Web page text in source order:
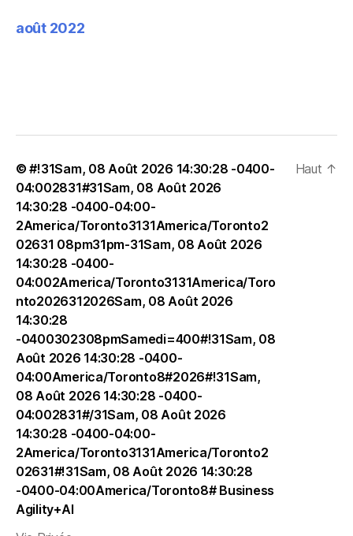
août 2022
© #!31Sam, 08 Août 2026 14:30:28 -0400-
04:002831#31Sam, 08 Août 2026
14:30:28 -0400-04:00-
2America/Toronto3131America/Toronto2
02631 08pm31pm-31Sam, 08 Août 2026
14:30:28 -0400-
04:002America/Toronto3131America/Toro
nto2026312026Sam, 08 Août 2026
14:30:28
-0400302308pmSamedi=400#!31Sam, 08
Août 2026 14:30:28 -0400-
04:00America/Toronto8#2026#!31Sam,
08 Août 2026 14:30:28 -0400-
04:002831#/31Sam, 08 Août 2026
14:30:28 -0400-04:00-
2America/Toronto3131America/Toronto2
02631#!31Sam, 08 Août 2026 14:30:28
-0400-04:00America/Toronto8# Business
Agility+AI
Haut ↑